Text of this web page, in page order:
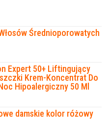
Średnioporowatych
Expert 50+ Liftingujący
Krem-Koncentrat Do
Hipoalergiczny 50 Ml
damskie kolor różowy